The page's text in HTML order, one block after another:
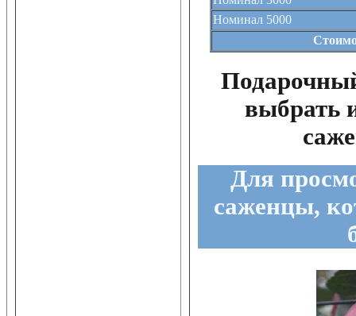
Номинал 5000
выбрать
Для
саженцы,